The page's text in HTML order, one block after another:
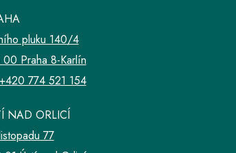
pluku 140/4
00 Praha 8-Karlín
+420 774 521 154
NAD ORLICÍ
77